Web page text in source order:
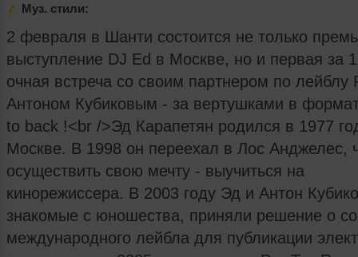
Муз. стили:
2 февраля в Шанти состоится не только
выступление DJ Ed в Москве, но и первая за
очная встреча со своим партнером по лейблу
Антоном Кубиковым - за вертушками в
to back !<br />Эд Карапетян родился в 1977
Москве. В 1998 он переехал в Лос Анджелес,
осуществить свою мечту - выучиться на
кинорежиссера. В 2003 году Эд и Антон
знакомые с юношества, приняли решение о
международного лейбла для публикации